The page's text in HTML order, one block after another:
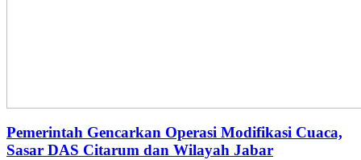
Pemerintah Gencarkan Operasi Modifikasi Cuaca,
Sasar DAS Citarum dan Wilayah Jabar